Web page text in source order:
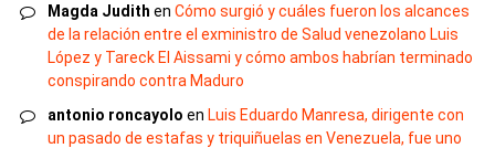
Magda Judith en Cómo surgió y cuáles fueron los alcances
de la relación entre el exministro de Salud venezolano Luis
López y Tareck El Aissami y cómo ambos habrían terminado
conspirando contra Maduro
antonio roncayolo en Luis Eduardo Manresa, dirigente con
un pasado de estafas y triquiñuelas en Venezuela, fue uno